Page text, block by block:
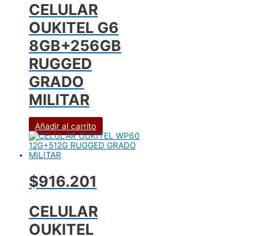
CELULAR
OUKITEL G6
8GB+256GB
RUGGED
GRADO
MILITAR
Añadir al carrito
$916.201
CELULAR
OUKITEL